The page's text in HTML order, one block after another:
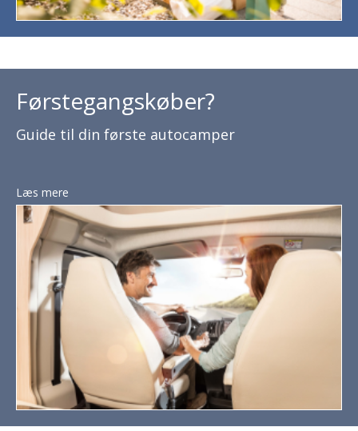
Førstegangskøber?
Guide til din første autocamper
Læs mere